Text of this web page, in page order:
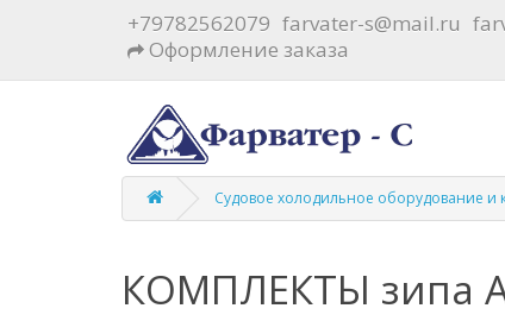
+79782562079 farvater-s@mail.ru
Оформление заказа
Судовое холодильное оборудование и
КОМПЛЕКТЫ зипа